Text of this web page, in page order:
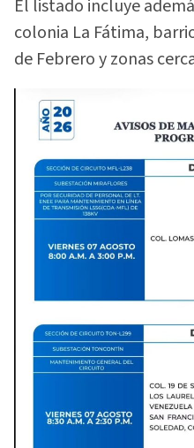
El listado incluye
colonia La Fátima,
de Febrero y zonas